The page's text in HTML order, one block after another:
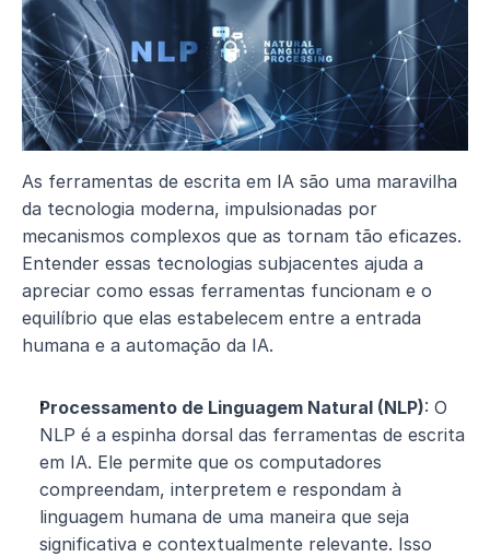
As ferramentas de escrita em IA são uma maravilha
da tecnologia moderna, impulsionadas por
mecanismos complexos que as tornam tão eficazes.
Entender essas tecnologias subjacentes ajuda a
apreciar como essas ferramentas funcionam e o
equilíbrio que elas estabelecem entre a entrada
humana e a automação da IA.
Processamento de Linguagem Natural (NLP): O
NLP é a espinha dorsal das ferramentas de escrita
em IA. Ele permite que os computadores
compreendam, interpretem e respondam à
linguagem humana de uma maneira que seja
significativa e contextualmente relevante. Isso